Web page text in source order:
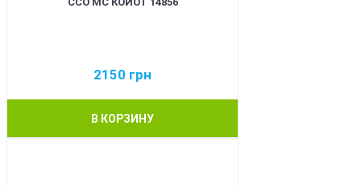
2150 грн
В КОРЗИНУ